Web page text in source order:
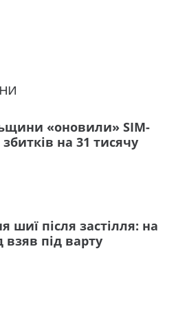
«оновили» SIM-
на 31 тисячу
шиї після застілля: на
взяв під варту